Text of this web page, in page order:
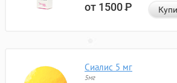
от 1500Р
Сиалис 5 мг
5мг